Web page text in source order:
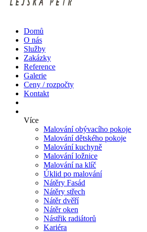
Domů
O nás
Služby
Zakázky
Reference
Galerie
Ceny / rozpočty
Kontakt
Více
Malování obývacího pokoje
Malování dětského pokoje
Malování kuchyně
Malování ložnice
Malování na klíč
Úklid po malování
Nátěry Fasád
Nátěry střech
Nátěr dvěří
Nátěr oken
Nástřik radiátorů
Kariéra